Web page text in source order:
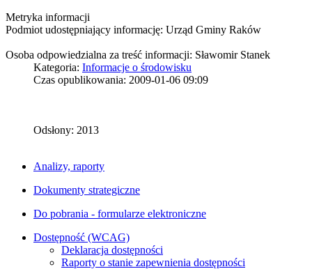
Metryka informacji
Podmiot udostępniający informację: Urząd Gminy Raków
Osoba odpowiedzialna za treść informacji: Sławomir Stanek
Kategoria: Informacje o środowisku
Czas opublikowania: 2009-01-06 09:09
Odsłony: 2013
Analizy, raporty
Dokumenty strategiczne
Do pobrania - formularze elektroniczne
Dostępność (WCAG)
Deklaracja dostępności
Raporty o stanie zapewnienia dostępności